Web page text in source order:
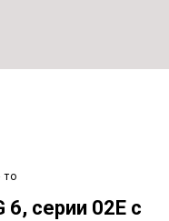
то
6, серии 02E с